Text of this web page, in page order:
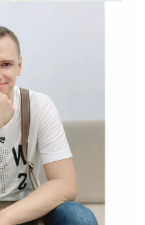
Phân Phối Các Loại